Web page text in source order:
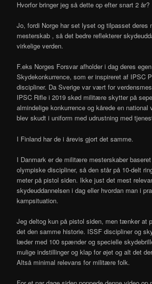
Hvorfor bringer jeg så dette op efter snart 2 år?
Jo, fordi Norge har set lyset og tilpasset
mesterskab , så det bedre reflekterer
virkelige verden.
F.eks Norges Forsvar afholder i dag deres
Skydekonkurrence, som er inspireret af IPSC
discipliner. Da Sverige var vært for
IPSC Rifle i 2019 skød militære skytter på
almindelige konkurrence og kårede en national
blev skudt i uniform med udrustning med
I Finland har de i årevis gjort det samme.
I Danmark er de militære mesterskaber
olympiske discipliner, så den står på 10-delt
meter på pistol siden. Ikke just det mest
skydeuddannelsen i dag eller hvordan man i
kampsituation.
Jeg deltog kun på pistol siden, men tænker at
det den samme historie. ISSF discipliner og
læder med 100 spænder og specielle
mulige indstillinger og klap for øjet og alt det
Altså minimal relevans for militære folk.